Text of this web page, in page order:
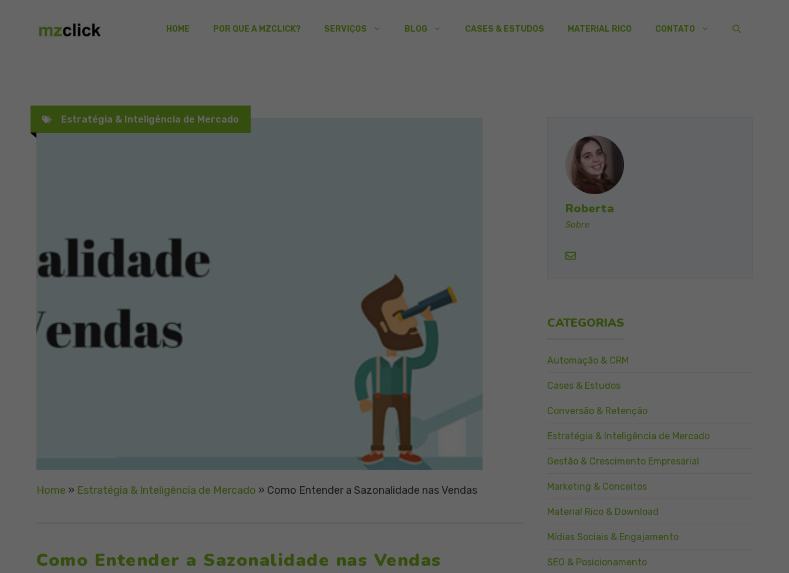
HOME POR QUE A MZCLICK? SERVIÇOS BLOG CASES & ESTUDOS MATERIAL RICO CONTATO
Estratégia & Inteligência de Mercado
Home » Estratégia & Inteligência de Mercado » Como Entender a Sazonalidade nas Vendas
Como Entender a Sazonalidade nas Vendas
Roberta
Sobre
CATEGORIAS
Automação & CRM
Cases & Estudos
Conversão & Retenção
Estratégia & Inteligência de Mercado
Gestão & Crescimento Empresarial
Marketing & Conceitos
Material Rico & Download
Mídias Sociais & Engajamento
SEO & Posicionamento